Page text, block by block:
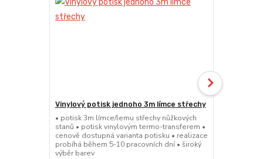
Vinylový potisk jednoho 3m límce střechy
• potisk 3m límce/lemu střechy nůžkových
stanů • potisk vinylovým termo-transferem •
cenově dostupná varianta potisku • realizace
probíhá během 5-10 pracovních dní • široký
výběr barev